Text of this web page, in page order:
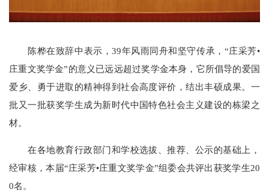
陈桦在致辞中表示，39年风雨同舟和坚守传承，“庄采芳•
庄重文奖学金”的意义已远远超过奖学金本身，它所倡导的爱国
爱乡、勇于进取的精神得到社会高度评价，结出丰硕成果。一
批又一批获奖学生成为新时代中国特色社会主义建设的栋梁之
材。
在各地教育行政部门和学校选拔、推荐、公示的基础上，
经审核，本届“庄采芳•庄重文奖学金”组委会共评出获奖学生20
0名。